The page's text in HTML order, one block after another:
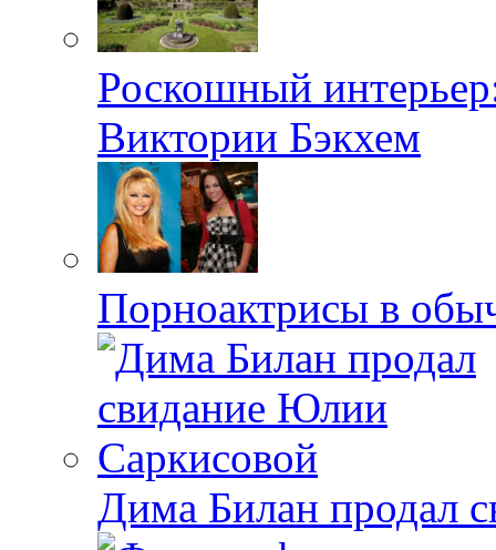
Роскошный
Виктории Бэкхем
Порноактрисы в
Дима Билан продал